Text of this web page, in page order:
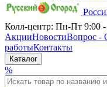
Колл-центр: Пн-Пт 9:00 -
АкцииНовостиВопрос -
работыКонтакты
Каталог
%